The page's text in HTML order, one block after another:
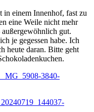
in einem Innenhof, fast zu
eine Weile nicht mehr
gut.
je gegessen habe. Ich
heute daran. Bitte geht